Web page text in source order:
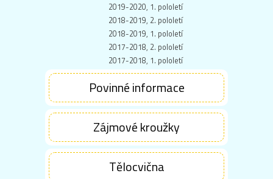
2019-2020, 1. pololetí
2018-2019, 2. pololetí
2018-2019, 1. pololetí
2017-2018, 2. pololetí
2017-2018, 1. pololetí
Povinné informace
Zájmové kroužky
Tělocvična